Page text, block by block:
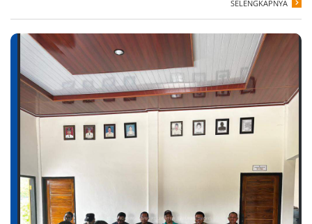
SELENGKAPNYA